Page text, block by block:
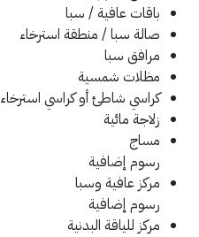
باقات عافية / سبا
صالة سبا / منطقة استرخاء
مرافق سبا
مظلات شمسية
كراسي شاطئ أو كراسي استرخاء
زلاجة مائية
مساج
رسوم إضافية
مركز عافية وسبا
رسوم إضافية
مركز للياقة البدنية